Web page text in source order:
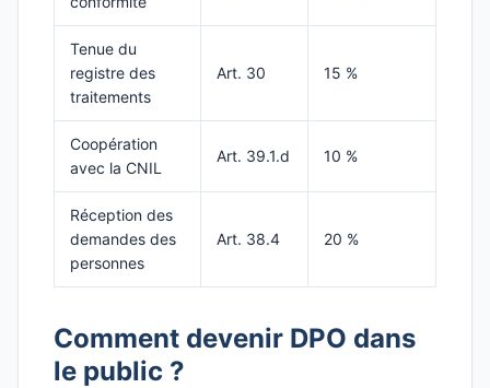
Tenue du
registre des
traitements
Art. 30 15 %
Coopération
avec la CNIL
Art. 39.1.d 10 %
Réception des
demandes des
personnes
Art. 38.4 20 %
Comment devenir DPO dans
le public ?